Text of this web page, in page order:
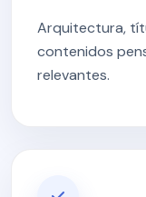
Arquitectura,
contenidos
relevantes.